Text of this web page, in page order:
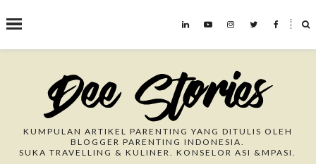
˟
Search This Blog
KUMPULAN ARTIKEL PARENTING YANG DITULIS OLEH
BLOGGER PARENTING INDONESIA.
SUKA TRAVELLING & KULINER. KONSELOR ASI &MPASI.